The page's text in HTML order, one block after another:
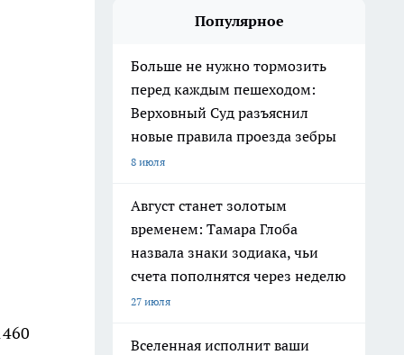
Популярное
Больше не нужно тормозить
перед каждым пешеходом:
Верховный Суд разъяснил
новые правила проезда зебры
8 июля
Август станет золотым
временем: Тамара Глоба
назвала знаки зодиака, чьи
счета пополнятся через неделю
27 июля
Вселенная исполнит ваши